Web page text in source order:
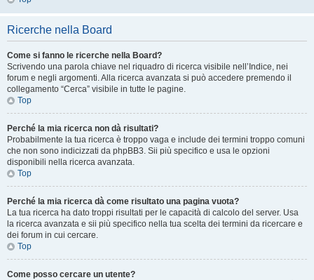
Ricerche nella Board
Come si fanno le ricerche nella Board?
Scrivendo una parola chiave nel riquadro di ricerca visibile nell’Indice, nei
forum e negli argomenti. Alla ricerca avanzata si può accedere premendo il
collegamento “Cerca” visibile in tutte le pagine.
Top
Perché la mia ricerca non dà risultati?
Probabilmente la tua ricerca è troppo vaga e include dei termini troppo comuni
che non sono indicizzati da phpBB3. Sii più specifico e usa le opzioni
disponibili nella ricerca avanzata.
Top
Perché la mia ricerca dà come risultato una pagina vuota?
La tua ricerca ha dato troppi risultati per le capacità di calcolo del server. Usa
la ricerca avanzata e sii più specifico nella tua scelta dei termini da ricercare e
dei forum in cui cercare.
Top
Come posso cercare un utente?